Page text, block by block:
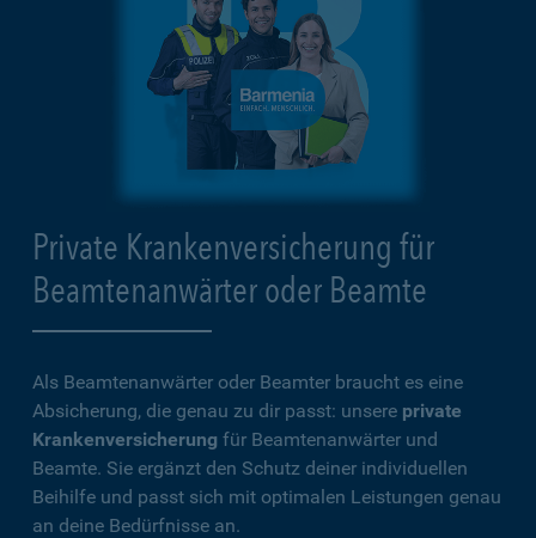
Private Krankenversicherung für
Beamtenanwärter oder Beamte
Als Beamtenanwärter oder Beamter braucht es eine
Absicherung, die genau zu dir passt: unsere private
Krankenversicherung für Beamtenanwärter und
Beamte. Sie ergänzt den Schutz deiner individuellen
Beihilfe und passt sich mit optimalen Leistungen genau
an deine Bedürfnisse an.